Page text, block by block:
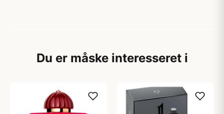
Du er måske interesseret i